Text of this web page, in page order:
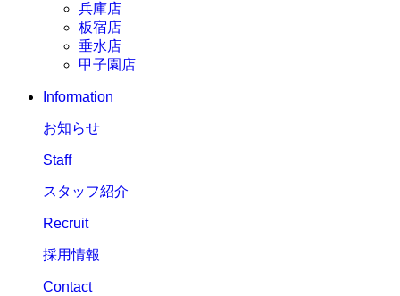
兵庫店
板宿店
垂水店
甲子園店
Information
お知らせ
Staff
スタッフ紹介
Recruit
採用情報
Contact